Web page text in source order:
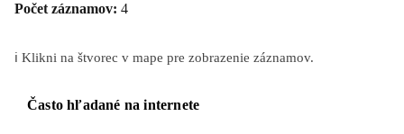
Počet záznamov: 4
ℹ️ Klikni na štvorec v mape pre zobrazenie záznamov.
Často hľadané na internete